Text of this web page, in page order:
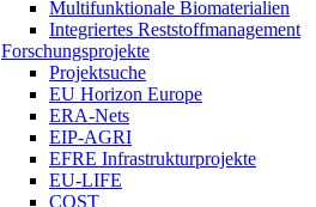
Multifunktionale Biomaterialien
Integriertes Reststoffmanagement
Forschungsprojekte
Projektsuche
EU Horizon Europe
ERA-Nets
EIP-AGRI
EFRE Infrastrukturprojekte
EU-LIFE
COST